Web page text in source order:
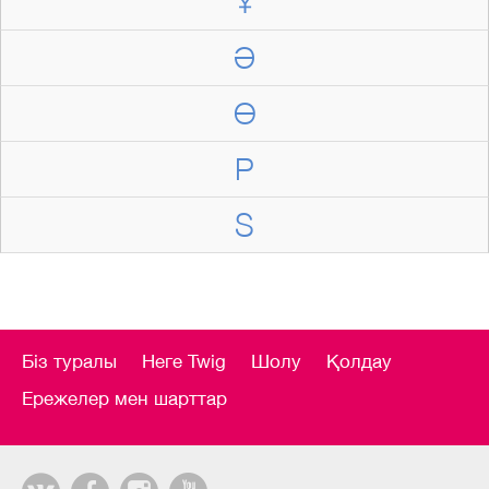
Ә
Ө
P
S
Біз туралы Неге Twig Шолу
Қолдау
Ережелер мен шарттар